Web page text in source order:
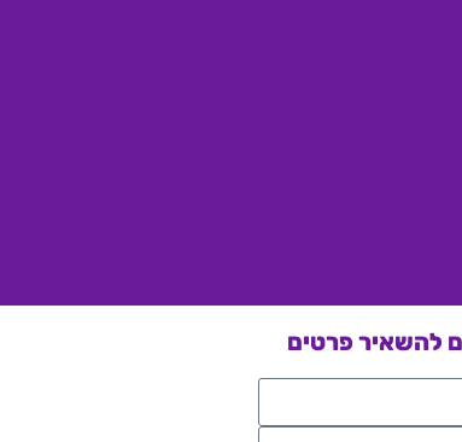
להשאיר פרטים